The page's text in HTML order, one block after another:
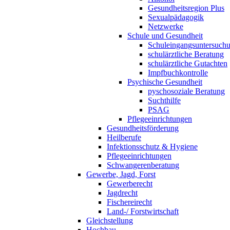
Gesundheitsregion Plus
Sexualpädagogik
Netzwerke
Schule und Gesundheit
schulärztliche Beratung
schulärztliche Gutachten
Impfbuchkontrolle
Psychische Gesundheit
pyschosoziale Beratung
Suchthilfe
PSAG
Pflegeeinrichtungen
Gesundheitsförderung
Heilberufe
Infektionsschutz & Hygiene
Pflegeeinrichtungen
Schwangerenberatung
Gewerbe, Jagd, Forst
Gewerberecht
Jagdrecht
Fischereirecht
Land-/ Forstwirtschaft
Gleichstellung